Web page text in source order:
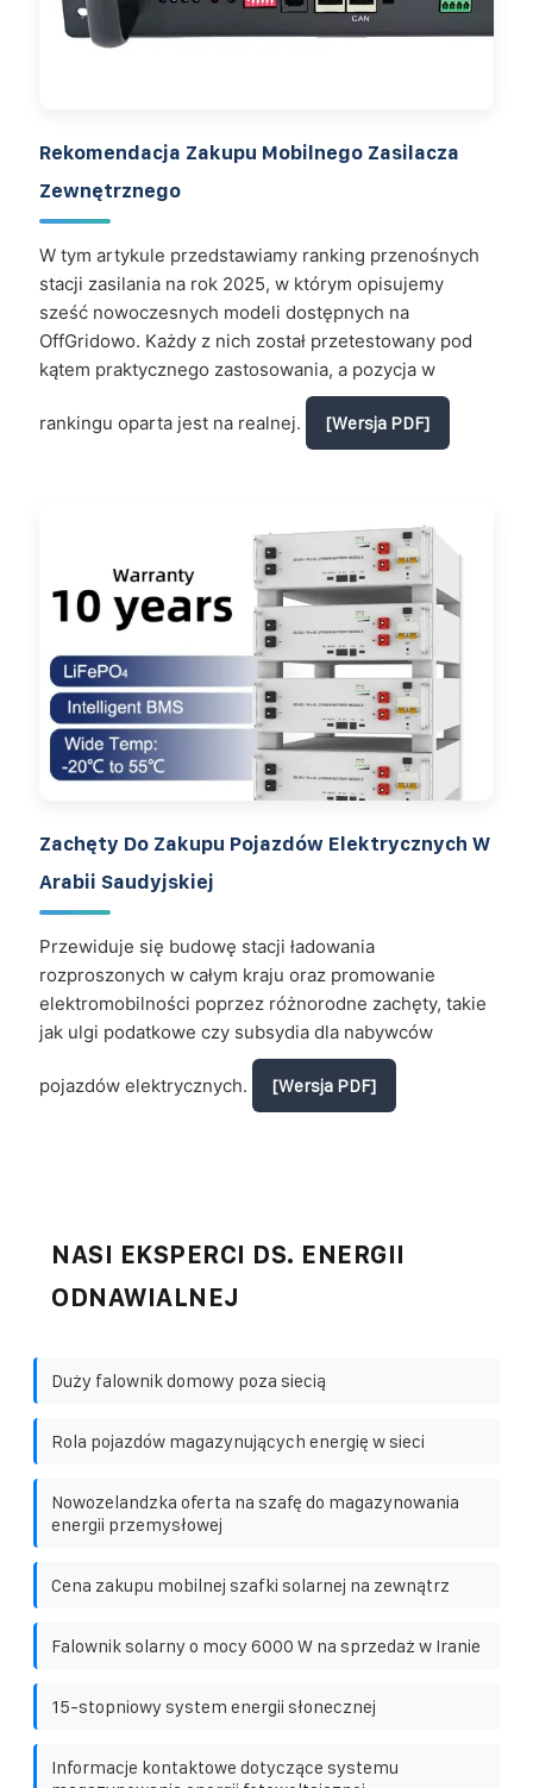
Rekomendacja Zakupu Mobilnego Zasilacza
Zewnętrznego
W tym artykule przedstawiamy ranking przenośnych
stacji zasilania na rok 2025, w którym opisujemy
sześć nowoczesnych modeli dostępnych na
OffGridowo. Każdy z nich został przetestowany pod
kątem praktycznego zastosowania, a pozycja w
rankingu oparta jest na realnej. [Wersja PDF]
Zachęty Do Zakupu Pojazdów Elektrycznych W
Arabii Saudyjskiej
Przewiduje się budowę stacji ładowania
rozproszonych w całym kraju oraz promowanie
elektromobilności poprzez różnorodne zachęty, takie
jak ulgi podatkowe czy subsydia dla nabywców
pojazdów elektrycznych. [Wersja PDF]
NASI EKSPERCI DS. ENERGII
ODNAWIALNEJ
Duży falownik domowy poza siecią
Rola pojazdów magazynujących energię w sieci
Nowozelandzka oferta na szafę do magazynowania
energii przemysłowej
Cena zakupu mobilnej szafki solarnej na zewnątrz
Falownik solarny o mocy 6000 W na sprzedaż w Iranie
15-stopniowy system energii słonecznej
Informacje kontaktowe dotyczące systemu